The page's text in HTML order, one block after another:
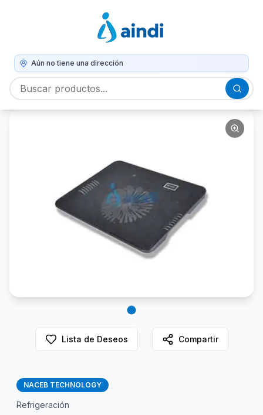
Aún no tiene una dirección
Lista de Deseos Compartir
NACEB TECHNOLOGY
Refrigeración